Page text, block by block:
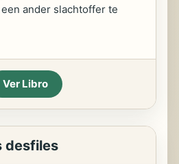
ander slachtoffer te
Ver Libro
desfiles